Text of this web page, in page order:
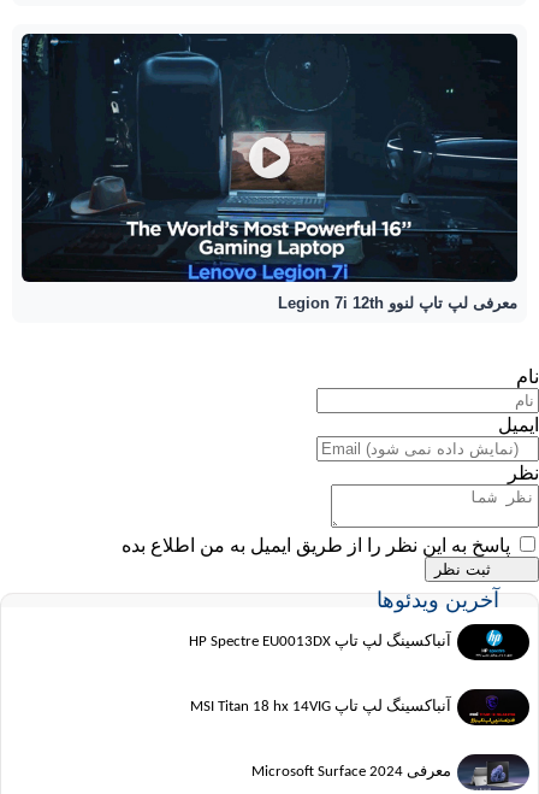
معرفی لپ تاپ لنوو Legion 7i 12th
نام
ایمیل
نظر
پاسخ به این نظر را از طریق ایمیل به من اطلاع بده
آخرین ویدئوها
آنباکسینگ لپ تاپ HP Spectre EU0013DX
آنباکسینگ لپ تاپ MSI Titan 18 hx 14VIG
معرفی Microsoft Surface 2024